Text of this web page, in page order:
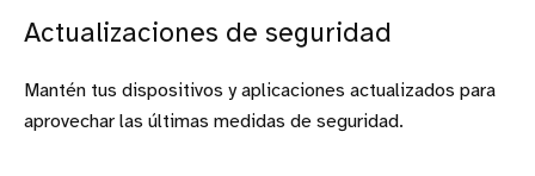
Actualizaciones de seguridad
Mantén tus dispositivos y aplicaciones actualizados para
aprovechar las últimas medidas de seguridad.